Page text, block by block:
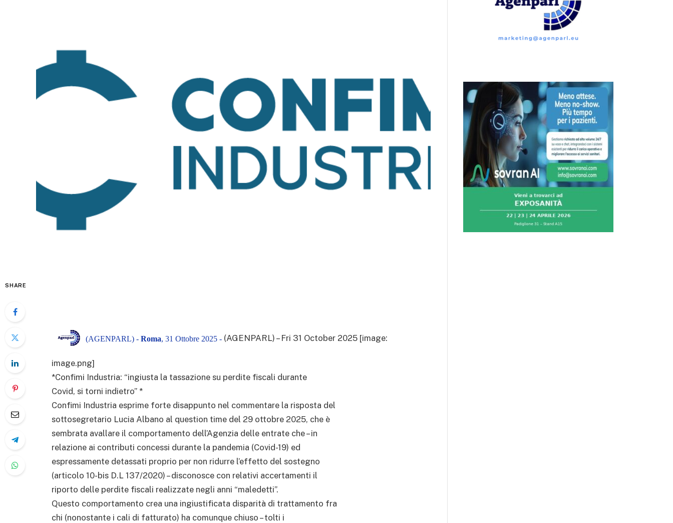
SHARE
(AGENPARL) - Roma, 31 Ottobre 2025 - (AGENPARL) – Fri 31 October 2025 [image:
image.png]
*Confimi Industria: “ingiusta la tassazione su perdite fiscali durante
Covid, si torni indietro” *
Confimi Industria esprime forte disappunto nel commentare la risposta del
sottosegretario Lucia Albano al question time del 29 ottobre 2025, che è
sembrata avallare il comportamento dell’Agenzia delle entrate che – in
relazione ai contributi concessi durante la pandemia (Covid-19) ed
espressamente detassati proprio per non ridurre l’effetto del sostegno
(articolo 10-bis D.L 137/2020) – disconosce con relativi accertamenti il
riporto delle perdite fiscali realizzate negli anni “maledetti”.
Questo comportamento crea una ingiustificata disparità di trattamento fra
chi (nonostante i cali di fatturato) ha comunque chiuso – tolti i